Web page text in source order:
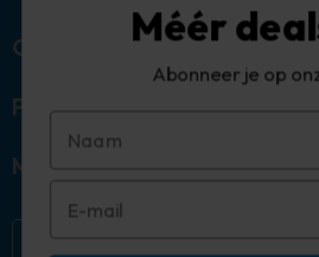
Over ons
Populaire categorieën
Mijn account
Méér
Abonneer je op